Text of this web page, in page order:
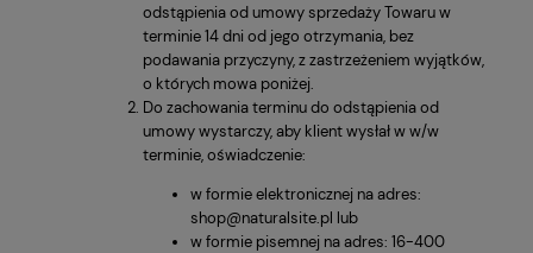
odstąpienia od umowy sprzedaży Towaru w
terminie 14 dni od jego otrzymania, bez
podawania przyczyny, z zastrzeżeniem wyjątków,
o których mowa poniżej.
Do zachowania terminu do odstąpienia od
umowy wystarczy, aby klient wysłał w w/w
terminie, oświadczenie:
w formie elektronicznej na adres:
shop@naturalsite.pl lub
w formie pisemnej na adres: 16-400